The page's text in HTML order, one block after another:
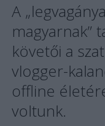
A
magyarnak”
követői a
vlogger-
offline
voltunk.